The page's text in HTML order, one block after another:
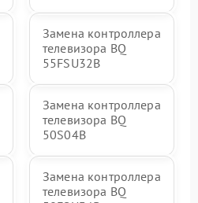
Замена контроллера
телевизора BQ
55FSU32B
Замена контроллера
телевизора BQ
50S04B
Замена контроллера
телевизора BQ